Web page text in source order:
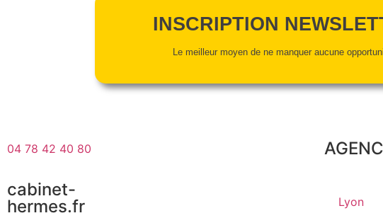
INSCRIPTION
Le meilleur moyen de ne manquer aucune
04 78 42 40 80
cabinet-
hermes.fr
Lyon